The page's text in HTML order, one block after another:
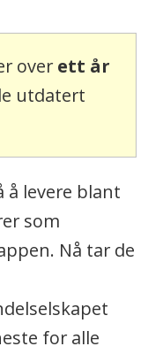
over ett år
utdatert
å levere blant
som
Nå tar de
for alle